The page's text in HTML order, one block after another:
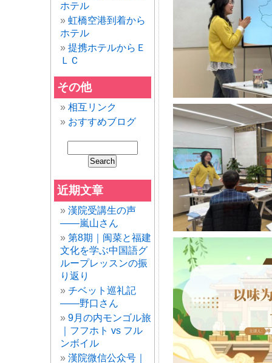
ホテル
虹橋空港到着から
ホテル
提携ホテルからＥ
ＬＣ
その他
相互リンク
おすすめブログ
近期文章
漢院受講生の声
——嵐山さん
第8期｜闽菜と福建
文化を学ぶ中国語グ
ループレッスンの振
り返り
チベット巡礼記
——野口さん
9月の内モンゴル旅
｜フフホト vs フル
ンボイル
漢院微信公众号｜